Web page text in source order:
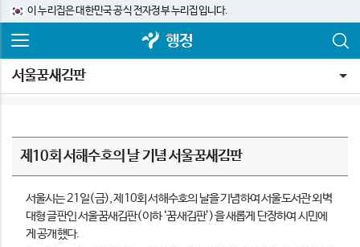
이 누리집은 대한민국 공식 전자정부 누리집입니다.
행정
서울꿈새김판
제10회 서해수호의 날 기념 서울꿈새김판
서울시는 21일(금), 제10회 서해수호의 날을 기념하여 서울도서관 외벽
대형 글판인 서울꿈새김판(이하 ‘꿈새김판’)을 새롭게 단장하여 시민에
게 공개했다.